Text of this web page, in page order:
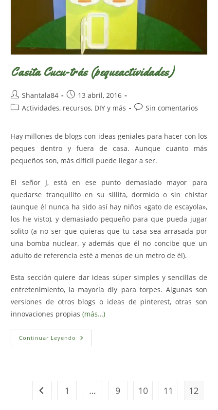
Casita Cucu-trás (pequeactividades)
Autor
de
Shantala84
Publicación
de
13 abril, 2016
Categoría
entrada:
Actividades, recursos, DIY y más
Comentarios
entrada:
Sin comentarios
Hay millones de blogs con ideas geniales para hacer con los
peques dentro y fuera de casa. Aunque cuanto más
pequeños son, más difícil puede llegar a ser.
El señor J, está en ese punto demasiado mayor para
quedarse tranquilito en su sillita, dormido o sin chistar
(aunque él nunca ha sido así hay niños «gato de escayola»,
los he visto), y demasiado pequeño para que pueda jugar
solito (a no ser que quieras que tu casa sea arrasada por
una bomba nuclear, y además que él no concibe que un
adulto de referencia esté a menos de un metro de él).
Esta sección quiere dar ideas súper simples y sencillas de
entretenimiento, la mayoría diy para torpes. Algunas son
versiones de otros blogs o ideas de pinterest, otras son
innovaciones propias(más…)
Continuar Leyendo Casita
Cucu-
Ir a la página anterior
1 … 9 10 11 12